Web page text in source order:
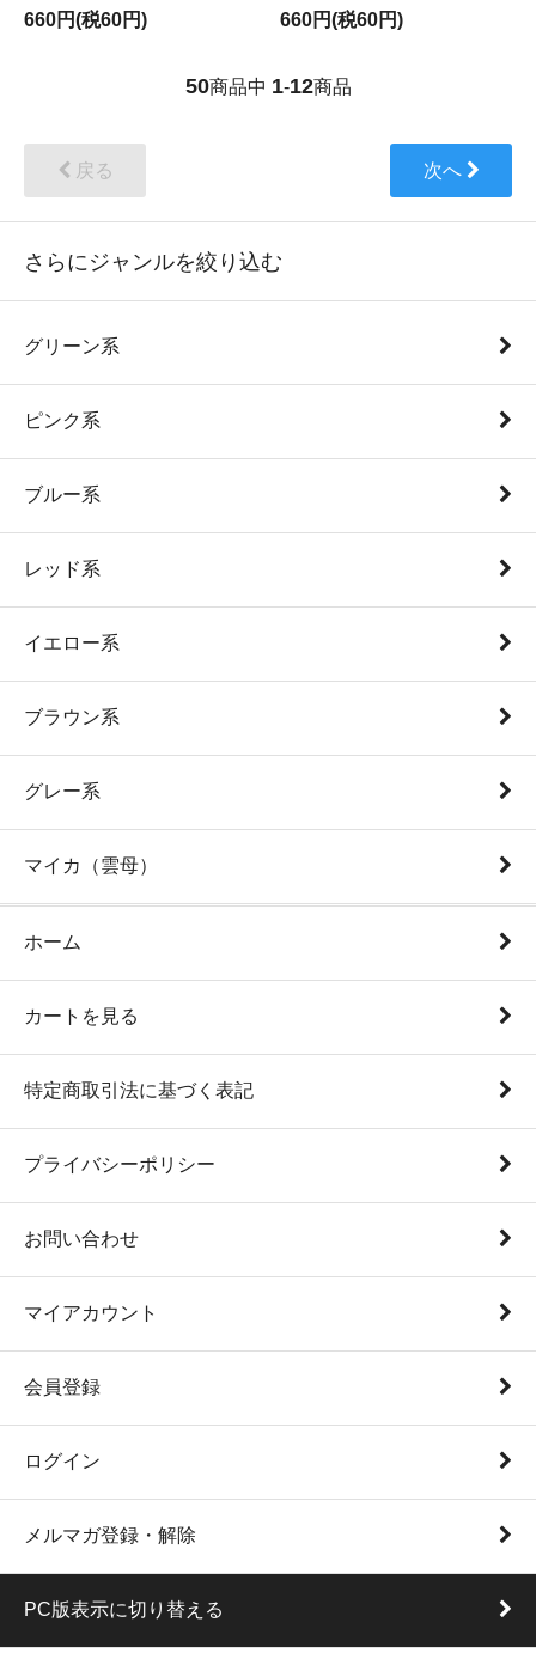
660円(税60円)
660円(税60円)
50商品中 1-12商品
戻る 次へ
さらにジャンルを絞り込む
グリーン系
ピンク系
ブルー系
レッド系
イエロー系
ブラウン系
グレー系
マイカ（雲母）
ホーム
カートを見る
特定商取引法に基づく表記
プライバシーポリシー
お問い合わせ
マイアカウント
会員登録
ログイン
メルマガ登録・解除
PC版表示に切り替える